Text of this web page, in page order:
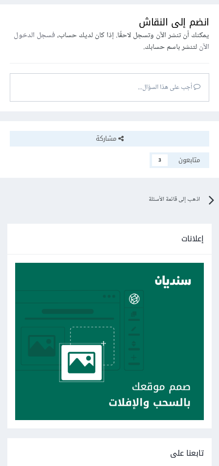
انضم إلى النقاش
يمكنك أن تنشر الآن وتسجل لاحقًا. إذا كان لديك حساب،فسجل الدخول
الآنلتنشر باسم حسابك.
أجب على هذا السؤال...
مشاركة
متابعون
3
اذهب إلى قائمة الأسئلة
إعلانات
تابعنا على